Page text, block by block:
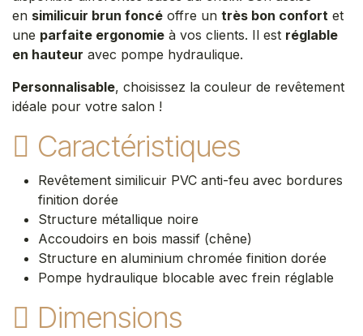
en similicuir brun foncé offre un très bon confort et
une parfaite ergonomie à vos clients. Il est réglable
en hauteur avec pompe hydraulique.
Personnalisable, choisissez la couleur de revêtement
idéale pour votre salon !
Caractéristiques
Revêtement similicuir PVC anti-feu avec bordures
finition dorée
Structure métallique noire
Accoudoirs en bois massif (chêne)
Structure en aluminium chromée finition dorée
Pompe hydraulique blocable avec frein réglable
Dimensions